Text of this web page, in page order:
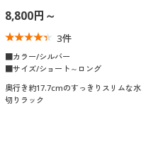
8,800円～
3件
■カラー/シルバー
■サイズ/ショート～ロング
奥行き約17.7cmのすっきりスリムな水
切りラック